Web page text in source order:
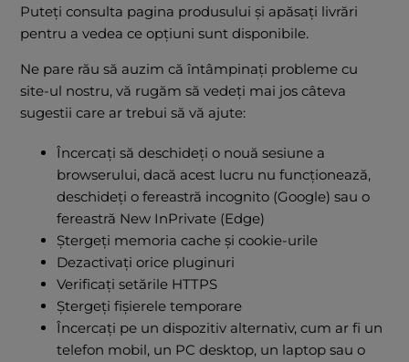
Puteți consulta pagina produsului și apăsați livrări
pentru a vedea ce opțiuni sunt disponibile.
Ne pare rău să auzim că întâmpinați probleme cu
site-ul nostru, vă rugăm să vedeți mai jos câteva
sugestii care ar trebui să vă ajute:
Încercați să deschideți o nouă sesiune a
browserului, dacă acest lucru nu funcționează,
deschideți o fereastră incognito (Google) sau o
fereastră New InPrivate (Edge)
Ștergeți memoria cache și cookie-urile
Dezactivați orice pluginuri
Verificați setările HTTPS
Ștergeți fișierele temporare
Încercați pe un dispozitiv alternativ, cum ar fi un
telefon mobil, un PC desktop, un laptop sau o